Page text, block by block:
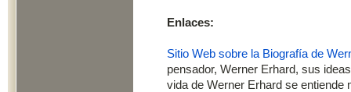
Enlaces:
Sitio Web sobre la Biografía de
pensador, Werner Erhard, sus
vida de Werner Erhard se